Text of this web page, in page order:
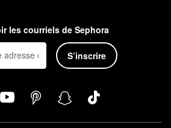
les courriels de Sephora
S’inscrire